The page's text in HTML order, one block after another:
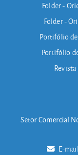
Folder -
Folder -
Portifólio
Portifólio
Setor Comercial
E-